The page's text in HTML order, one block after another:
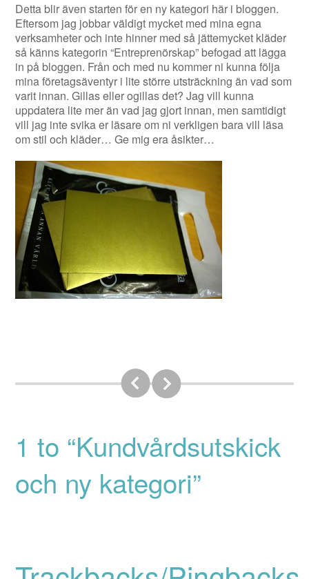
Detta blir även starten för en ny kategori här i bloggen.
Eftersom jag jobbar väldigt mycket med mina egna
verksamheter och inte hinner med så jättemycket kläder
så känns kategorin “Entreprenörskap” befogad att lägga
in på bloggen. Från och med nu kommer ni kunna följa
mina företagsäventyr i lite större utsträckning än vad som
varit innan. Gillas eller ogillas det? Jag vill kunna
uppdatera lite mer än vad jag gjort innan, men samtidigt
vill jag inte svika er läsare om ni verkligen bara vill läsa
om stil och kläder… Ge mig era åsikter…
1 to “Kundvårdsutskick
och ny kategori”